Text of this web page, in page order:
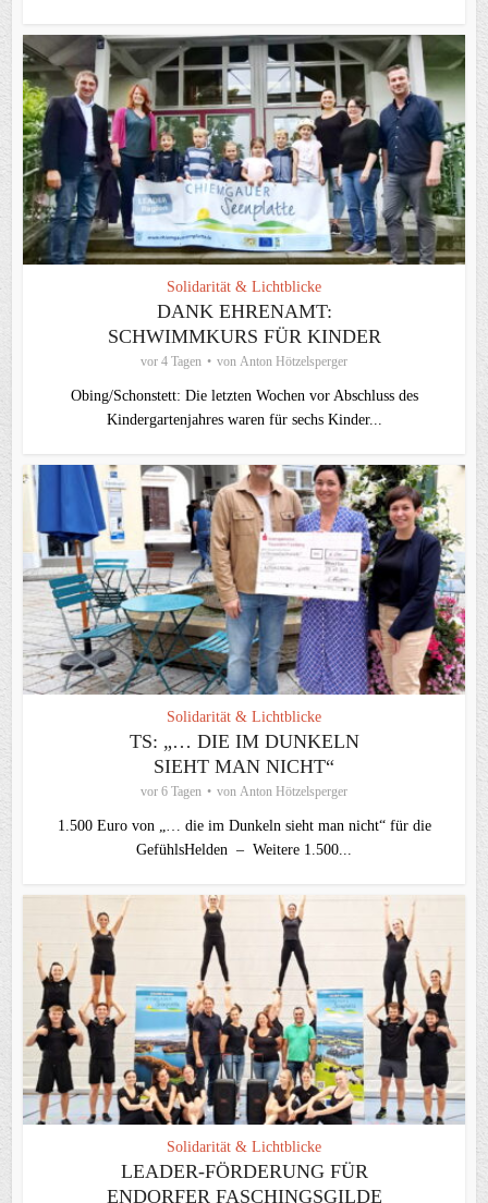
Solidarität & Lichtblicke
DANK EHRENAMT:
SCHWIMMKURS FÜR KINDER
vor 4 Tagen von Anton Hötzelsperger
Obing/Schonstett: Die letzten Wochen vor Abschluss des
Kindergartenjahres waren für sechs Kinder...
Solidarität & Lichtblicke
TS: „… DIE IM DUNKELN
SIEHT MAN NICHT“
vor 6 Tagen von Anton Hötzelsperger
1.500 Euro von „… die im Dunkeln sieht man nicht“ für die
GefühlsHelden – Weitere 1.500...
Solidarität & Lichtblicke
LEADER-FÖRDERUNG FÜR
ENDORFER FASCHINGSGILDE